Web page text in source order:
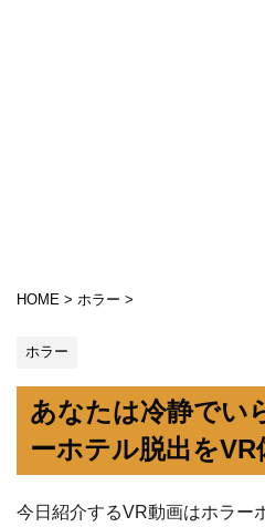
HOME > ホラー >
ホラー
あなたは冷静でい
ーホテル脱出をVR
今日紹介するVR動画はホラー